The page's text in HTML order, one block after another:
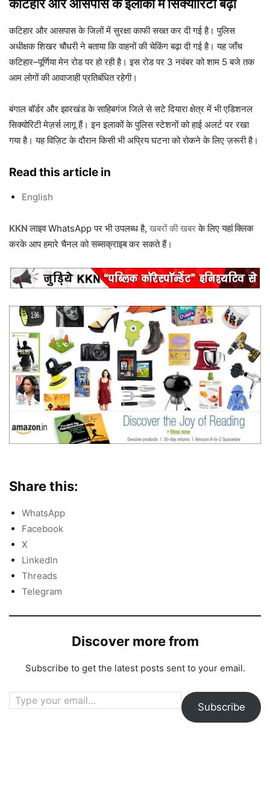
कटिहार और आसपास के इलाकों में सिक्योरिटी बढ़ी
कटिहार और आसपास के जिलों में सुरक्षा काफी सख्त कर दी गई है। पुलिस
अधीक्षक शिखर चौधरी ने बताया कि वाहनों की चेकिंग बढ़ा दी गई है। यह जाँच
कटिहार–पूर्णिया मेन रोड पर हो रही है। इस रोड पर 3 नवंबर को शाम 5 बजे तक
आम लोगों की आवाजाही प्रतिबंधित रहेगी।
बंगाल बॉर्डर और झारखंड के साहिबगंज जिले से सटे दियारा क्षेत्र में भी एडिशनल
सिक्योरिटी मेज़र्स लागू हैं। इन इलाकों के पुलिस स्टेशनों को हाई अलर्ट पर रखा
गया है। यह विज़िट के दौरान किसी भी अप्रिय घटना को रोकने के लिए ज़रूरी है।
Read this article in
English
KKN लाइवWhatsApp पर भी उपलब्ध है, खबरों की खबरके लिए यहां क्लिक
करके आप हमारे चैनल कोसब्सक्राइबकर सकते हैं।
Share this:
WhatsApp
Facebook
X
LinkedIn
Threads
Telegram
Discover more from
Subscribe to get the latest posts sent to your email.
Type your email…
Subscribe